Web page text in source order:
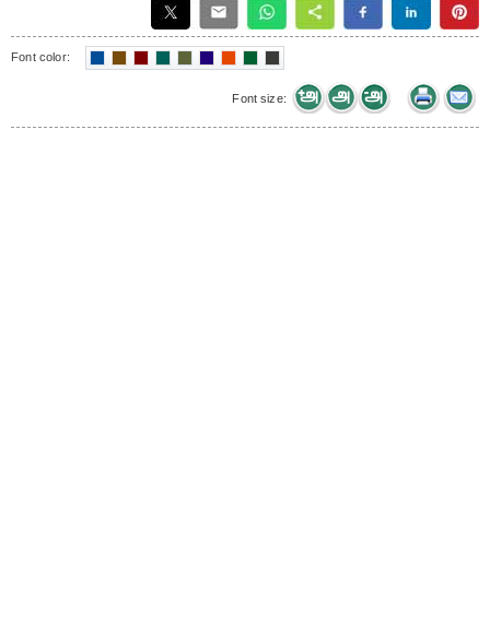
Font color:
Font size: